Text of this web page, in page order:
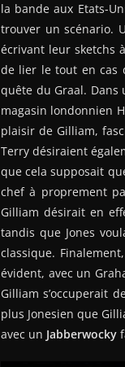
la bande aux Etats-
trouver un scénario.
écrivant leur sketchs
de lier le tout en cas
quête du Graal. Dans
magasin londonnien
plaisir de Gilliam,
Terry désiraient
que cela supposait
chef à proprement
Gilliam désirait en
tandis que Jones
classique.
évident, avec un
Gilliam s’occuperait
plus Jonesien que
avec un Jabberwocky